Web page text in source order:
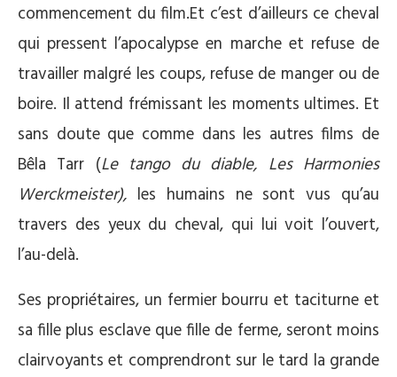
commencement du film.Et c’est d’ailleurs ce cheval
qui pressent l’apocalypse en marche et refuse de
travailler malgré les coups, refuse de manger ou de
boire. Il attend frémissant les moments ultimes. Et
sans doute que comme dans les autres films de
Bêla Tarr (Le tango du diable, Les Harmonies
Werckmeister), les humains ne sont vus qu’au
travers des yeux du cheval, qui lui voit l’ouvert,
l’au-delà.
Ses propriétaires, un fermier bourru et taciturne et
sa fille plus esclave que fille de ferme, seront moins
clairvoyants et comprendront sur le tard la grande